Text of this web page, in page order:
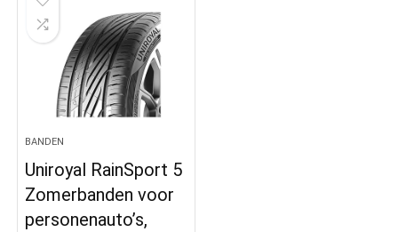
BANDEN
Uniroyal RainSport 5
Zomerbanden voor
personenauto’s,